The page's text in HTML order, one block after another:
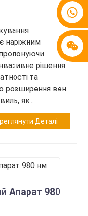
наріжним
рішення
та
розширення вен.
як...
Деталі
Апарат 980